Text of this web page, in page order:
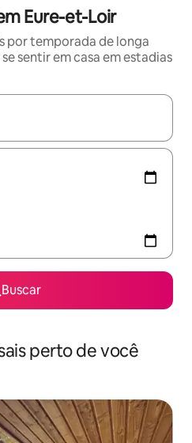
Eure-et-Loir
por temporada de longa
sentir em casa em estadias
disponíveis, explore-os
Buscar
perto de você